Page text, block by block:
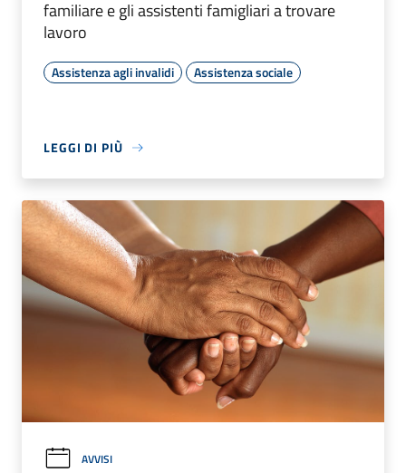
familiare e gli assistenti famigliari a trovare
lavoro
Assistenza agli invalidi Assistenza sociale
LEGGI DI PIÙ
AVVISI